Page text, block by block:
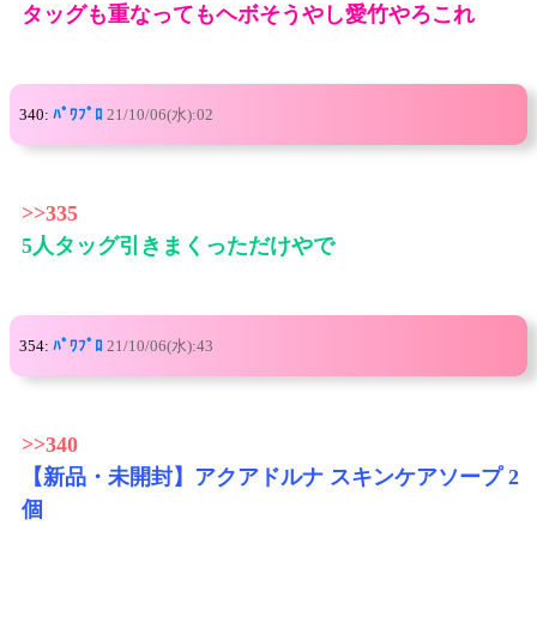
タッグも重なってもヘボそうやし愛竹やろこれ
340: ﾊﾟﾜﾌﾟﾛ 21/10/06(水):02
>>335
5人タッグ引きまくっただけやで
354: ﾊﾟﾜﾌﾟﾛ 21/10/06(水):43
>>340
【新品・未開封】アクアドルナ スキンケアソープ 2
個